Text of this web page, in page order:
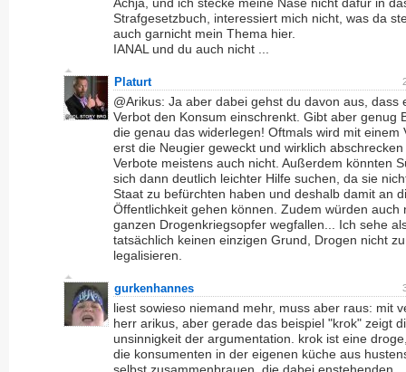
Strafgesetzbuch, interessiert mich nicht, was da
auch garnicht mein Thema hier.
IANAL und du auch nicht ...
Platurt
@Arikus: Ja aber dabei gehst du davon aus, dass
Verbot den Konsum einschrenkt. Gibt aber genug
die genau das widerlegen! Oftmals wird mit einem
erst die Neugier geweckt und wirklich
Verbote meistens auch nicht. Außerdem könnten
sich dann deutlich leichter Hilfe suchen, da sie
Staat zu befürchten haben und deshalb damit an
Öffentlichkeit gehen können. Zudem würden auch
ganzen Drogenkriegsopfer wegfallen... Ich sehe
tatsächlich keinen einzigen Grund, Drogen nicht zu
legalisieren.
gurkenhannes
liest sowieso niemand mehr, muss aber raus: mit
herr arikus, aber gerade das beispiel "krok" zeigt
unsinnigkeit der argumentation. krok ist eine
die konsumenten in der eigenen küche aus